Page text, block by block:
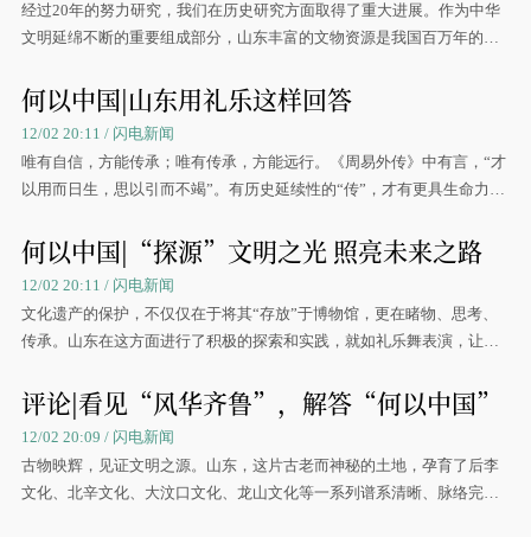
经过20年的努力研究，我们在历史研究方面取得了重大进展。作为中华
文明延绵不断的重要组成部分，山东丰富的文物资源是我国百万年的人
何以中国|山东用礼乐这样回答
12/02 20:11 / 闪电新闻
唯有自信，方能传承；唯有传承，方能远行。《周易外传》中有言，“才
以用而日生，思以引而不竭”。有历史延续性的“传”，才有更具生命力
何以中国|“探源”文明之光 照亮未来之路
12/02 20:11 / 闪电新闻
文化遗产的保护，不仅仅在于将其“存放”于博物馆，更在睹物、思考、
传承。山东在这方面进行了积极的探索和实践，就如礼乐舞表演，让大
评论|看见“风华齐鲁”，解答“何以中国”
12/02 20:09 / 闪电新闻
古物映辉，见证文明之源。山东，这片古老而神秘的土地，孕育了后李
文化、北辛文化、大汶口文化、龙山文化等一系列谱系清晰、脉络完整